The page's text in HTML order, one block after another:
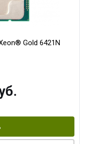
Gold 6421N